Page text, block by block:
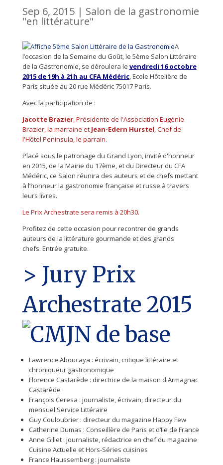
Sep 6, 2015| Salon de la gastronomie
"en littérature"
A
l’occasion de la Semaine du Goût, le 5ème Salon Littéraire
de la Gastronomie, se déroulera le vendredi 16 octobre
2015 de 19h à 21h au CFA Médéric, Ecole Hôtelière de
Paris située au 20 rue Médéric 75017 Paris.
Avec la participation de :
Jacotte Brazier, Présidente de l'Association Eugénie
Brazier, la marraine et Jean-Edern Hurstel, Chef de
l'Hôtel Peninsula, le parrain.
Placé sous le patronage du Grand Lyon,invité d'honneur
en 2015,de la Mairie du 17ème, et du Directeur du CFA
Médéric, ce Salon réunira des auteurs et de chefs mettant
à l’honneur la gastronomie française et russe à travers
leurs livres.
Le Prix Archestrate sera remis à 20h30.
Profitez de cette occasion pour recontrer de grands
auteurs de la littérature gourmande et des grands
chefs. Entrée gratuite.
> Jury Prix
Archestrate 2015
Lawrence Aboucaya : écrivain, critique littéraire et
chroniqueur gastronomique
Florence Castarède : directrice de la maison d'Armagnac
Castarède
François Ceresa : journaliste, écrivain, directeur du
mensuel Service Littéraire
Guy Couloubrier : directeur du magazine Happy Few
Catherine Dumas : Conseillère de Paris et d’Ile de France
Anne Gillet : journaliste, rédactrice en chef du magazine
Cuisine Actuelle et Hors-Séries cuisines
France Haussemberg : journaliste